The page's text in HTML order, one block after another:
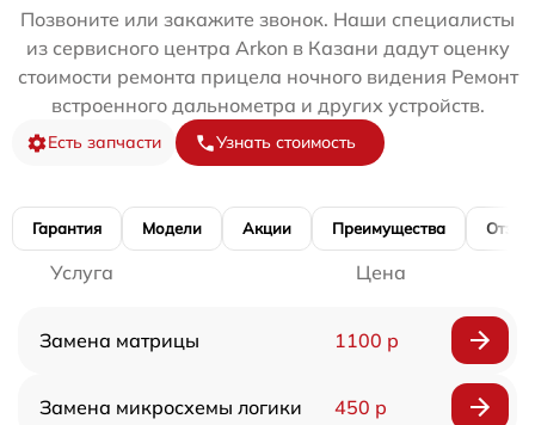
Позвоните или закажите звонок. Наши специалисты
из сервисного центра Arkon в Казани дадут оценку
стоимости ремонта прицела ночного видения Ремонт
встроенного дальнометра и других устройств.
Есть запчасти Узнать стоимость
Гарантия Модели Акции Преимущества
Услуга Цена
Замена матрицы 1100 р
Замена микросхемы логики 450 р